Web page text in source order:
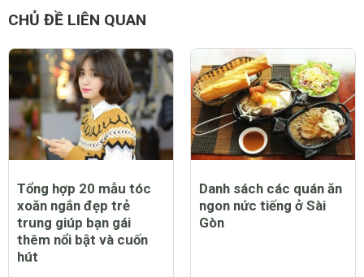
CHỦ ĐỀ LIÊN QUAN
Tổng hợp 20 mẫu tóc
xoăn ngắn đẹp trẻ
trung giúp bạn gái
thêm nổi bật và cuốn
hút
Danh sách các quán ăn
ngon nức tiếng ở Sài
Gòn